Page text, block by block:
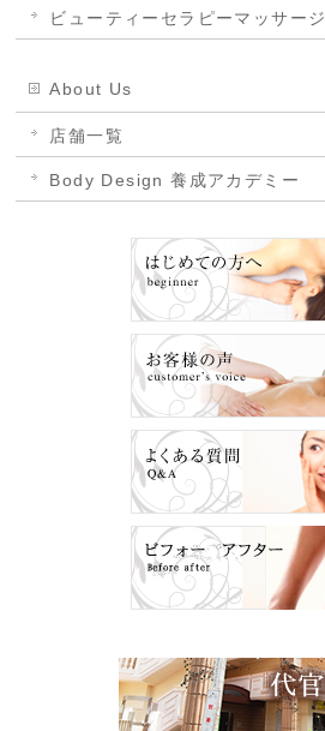
ビューティーセラピーマッサージ
About Us
店舗一覧
Body Design 養成アカデミー